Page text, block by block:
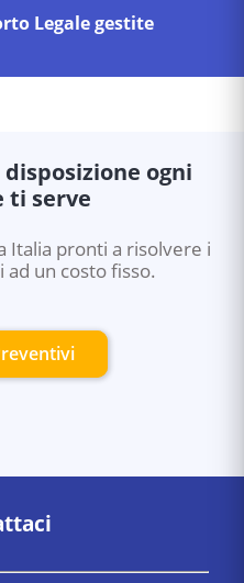
Legale gestite
ogni
ti serve
Italia pronti a risolvere i
un costo fisso.